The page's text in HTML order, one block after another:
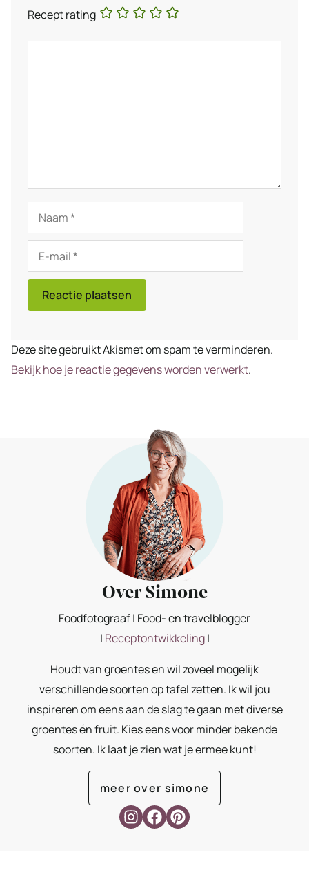
Recept rating
Naam
mail
Deze site gebruikt Akismet om spam te verminderen.
Bekijk hoe je reactie gegevens worden verwerkt.
Over Simone
Foodfotograaf | Food- en travelblogger
| Receptontwikkeling|
Houdt van groentes en wil zoveel mogelijk
verschillende soorten op tafel zetten. Ik wil jou
inspireren om eens aan de slag te gaan met diverse
groentes én fruit. Kies eens voor minder bekende
soorten. Ik laat je zien wat je ermee kunt!
meer over simone